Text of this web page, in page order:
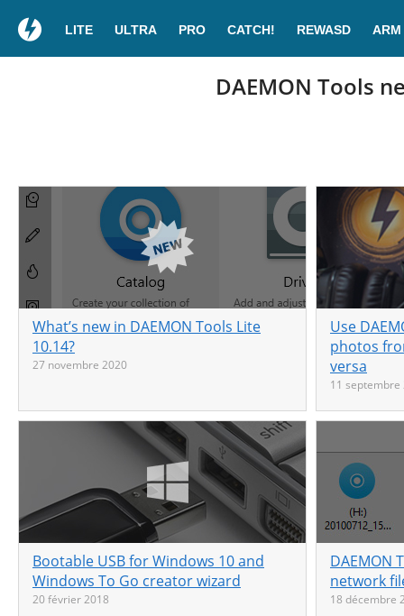
LITE ULTRA PRO CATCH! REWASD ARM
DAEMON Tools
What’s new in DAEMON Tools Lite
10.14?
27 novembre 2020
Use
photos
versa
11 septembre
Bootable USB for Windows 10 and
Windows To Go creator wizard
20 février 2018
DAEMON
network
18 décembre